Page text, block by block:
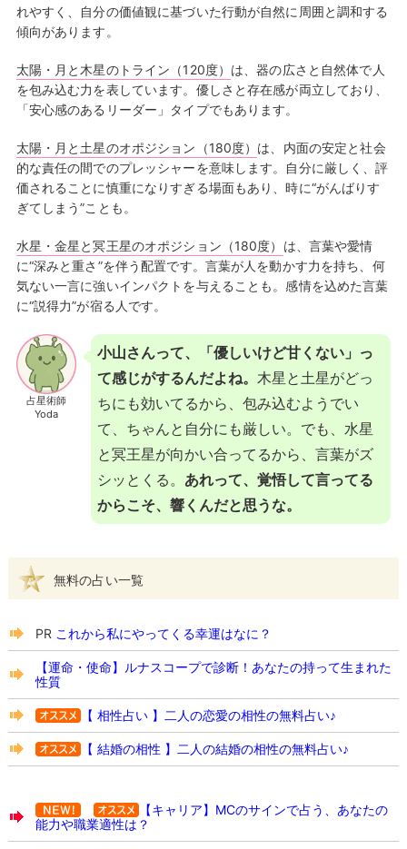
れやすく、自分の価値観に基づいた行動が自然に周囲と調和する
傾向があります。
太陽・月と木星のトライン（120度） は、器の広さと自然体で人
を包み込む力を表しています。優しさと存在感が両立しており、
「安心感のあるリーダー」タイプでもあります。
太陽・月と土星のオポジション（180度） は、内面の安定と社会
的な責任の間でのプレッシャーを意味します。自分に厳しく、評
価されることに慎重になりすぎる場面もあり、時に“がんばりす
ぎてしまう”ことも。
水星・金星と冥王星のオポジション（180度） は、言葉や愛情
に“深みと重さ”を伴う配置です。言葉が人を動かす力を持ち、何
気ない一言に強いインパクトを与えることも。感情を込めた言葉
に“説得力”が宿る人です。
占星術師
Yoda
小山さんって、「優しいけど甘くない」っ
て感じがするんだよね。 木星と土星がどっ
ちにも効いてるから、包み込むようでい
て、ちゃんと自分にも厳しい。でも、水星
と冥王星が向かい合ってるから、言葉がズ
シッとくる。 あれって、覚悟して言ってる
からこそ、響くんだと思うな。
無料の占い一覧
PR これから私にやってくる幸運はなに？
【運命・使命】ルナスコープで診断！あなたの持って生まれた
性質
【 相性占い 】二人の恋愛の相性の無料占い♪
【 結婚の相性 】二人の結婚の相性の無料占い♪
【キャリア】MCのサインで占う、あなたの
能力や職業適性は？